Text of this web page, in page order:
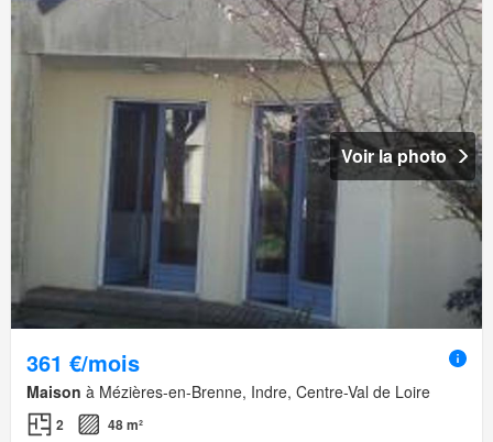
Voir la photo
361 €/mois
Maison à Mézières-en-Brenne, Indre, Centre-Val de Loire
2 48 m²